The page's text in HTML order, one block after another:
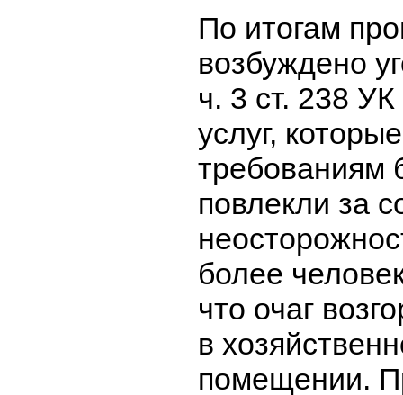
По итогам
возбуждено
ч. 3 ст. 238
услуг,
требованиям
повлекли за
более
что очаг
в
помещении.